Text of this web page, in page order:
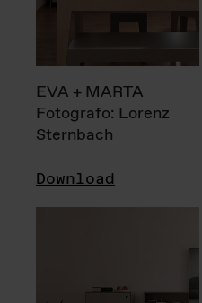
EVA + MARTA
Fotografo: Lorenz
Sternbach
Download